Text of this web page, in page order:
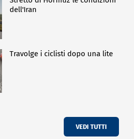
dell'Iran
Travolge i ciclisti dopo una lite
VEDI TUTTI